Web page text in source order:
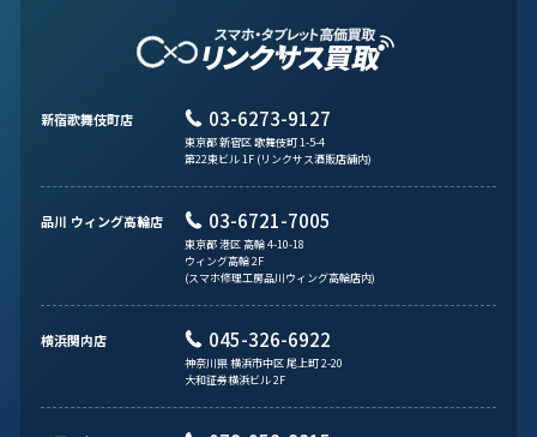
新宿歌舞伎町店 03-6273-9127
東京都 新宿区 歌舞伎町 1-5-4
第22東ビル 1F (リンクサス酒販店舗内)
品川 ウィング高輪店 03-6721-7005
東京都 港区 高輪 4-10-18
ウィング高輪 2F
(スマホ修理工房品川ウィング高輪店内)
横浜関内店 045-326-6922
神奈川県 横浜市中区 尾上町 2-20
大和証券横浜ビル 2F